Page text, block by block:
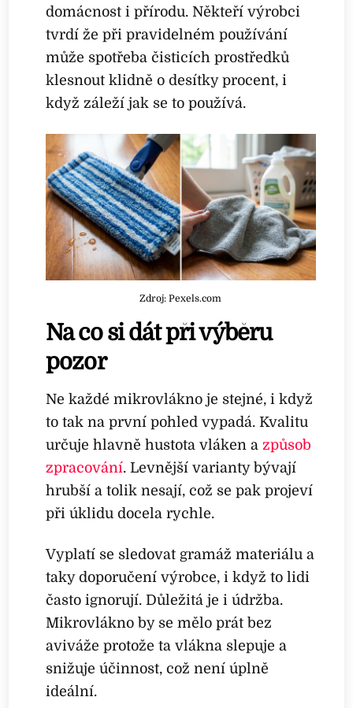
domácnost i přírodu. Někteří výrobci
tvrdí že při pravidelném používání
může spotřeba čisticích prostředků
klesnout klidně o desítky procent, i
když záleží jak se to používá.
Zdroj: Pexels.com
Na co si dát při výběru
pozor
Ne každé mikrovlákno je stejné, i když
to tak na první pohled vypadá. Kvalitu
určuje hlavně hustota vláken a způsob
zpracování. Levnější varianty bývají
hrubší a tolik nesají, což se pak projeví
při úklidu docela rychle.
Vyplatí se sledovat gramáž materiálu a
taky doporučení výrobce, i když to lidi
často ignorují. Důležitá je i údržba.
Mikrovlákno by se mělo prát bez
aviváže protože ta vlákna slepuje a
snižuje účinnost, což není úplně
ideální.